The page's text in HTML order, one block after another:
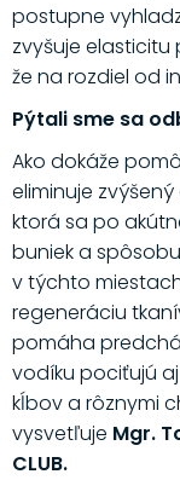
postupne
zvyšuje elasticitu
že na rozdiel od
Pýtali sme sa
Ako dokáže
eliminuje
ktorá sa po
buniek a
v týchto
regeneráciu
pomáha
vodíku pociťujú
kĺbov a rôznymi
vysvetľuje Mgr.
CLUB.